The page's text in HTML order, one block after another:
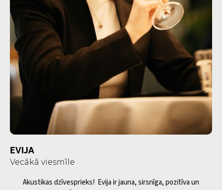
EVIJA
Vecākā viesmīle
Akustikas dzīvesprieks! Evija ir jauna, sirsnīga, pozitīva un